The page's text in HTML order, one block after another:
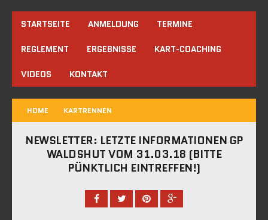
STARTSEITE ANMELDUNG TERMINE
REGLEMENT ERGEBNISSE KART-COACHING
VIDEOS KONTAKT
HOME KARTRENNEN
NEWSLETTER: LETZTE INFORMATIONEN GP
WALDSHUT VOM 31.03.18 (BITTE
PÜNKTLICH EINTREFFEN!)